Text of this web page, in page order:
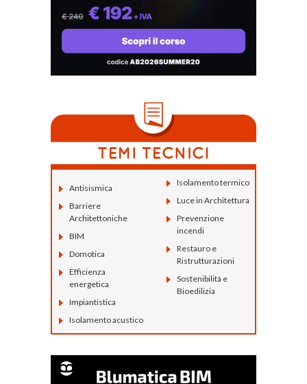
Antisismica
Barriere
Architettoniche
BIM
Domotica
Efficienza
energetica
Impiantistica
Isolamento acustico
Isolamento termico
Luce in Architettura
Prevenzione
incendi
Restauro e
Ristrutturazioni
Sostenibilità e
Bioedilizia